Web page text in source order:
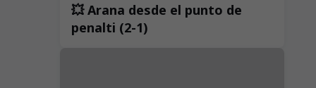
💥 Arana desde el punto de
penalti (2-1)